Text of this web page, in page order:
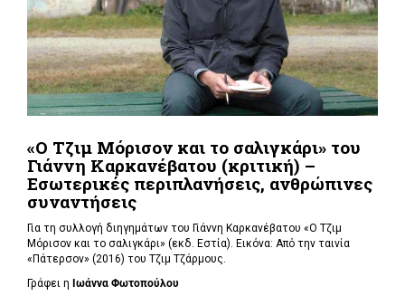
«Ο Τζιμ Μόρισον και το σαλιγκάρι» του
Γιάννη Καρκανέβατου (κριτική) –
Εσωτερικές περιπλανήσεις, ανθρώπινες
συναντήσεις
Για τη συλλογή διηγημάτων του Γιάννη Καρκανέβατου «Ο Τζιμ
Μόρισον και το σαλιγκάρι» (εκδ. Εστία). Εικόνα: Από την ταινία
«Πάτερσον» (2016) του Τζιμ Τζάρμους.
Γράφει η Ιωάννα Φωτοπούλου